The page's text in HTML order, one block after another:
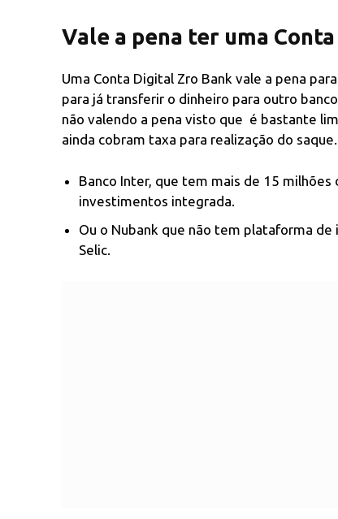
Vale a pena ter uma
Uma Conta Digital Zro Bank vale a pena
para já transferir o dinheiro para outro
não valendo a pena visto que é bastante
ainda cobram taxa para realização do
Banco Inter, que tem mais de 15
investimentos integrada.
Ou o Nubank que não tem plataforma
Selic.